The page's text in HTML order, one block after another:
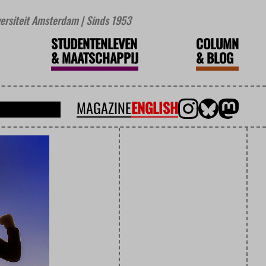
Amsterdam | Sinds 1953
STUDENTENLEVEN
&MAATSCHAPPIJ
COLUMN
&BLOG
MAGAZINEENGLISH